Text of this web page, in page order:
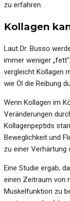
zu erfahren.
Kollagen
Laut Dr. Busso
immer weniger
vergleicht Kollagen
wie Öl die Reibung
Wenn Kollagen im
Veränderungen
Kollagenpeptids
Beweglichkeit und
zu einer Verhärtung
Eine Studie ergab,
einen Zeitraum von
Muskelfunktion zu